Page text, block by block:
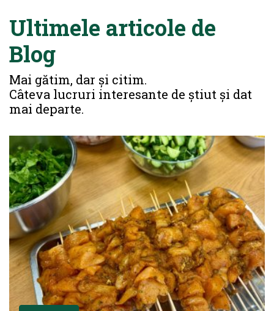
Ultimele articole de
Blog
Mai gătim, dar și citim.
Câteva lucruri interesante de știut și dat
mai departe.